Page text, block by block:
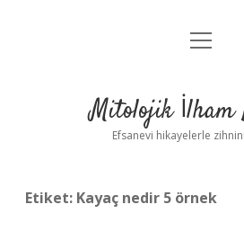
Anasayfa
Yasal Uyarı
menüyü
Mitolojik İlham
Efsanevi hikayelerle
Etiket: Kayaç nedir 5 örnek